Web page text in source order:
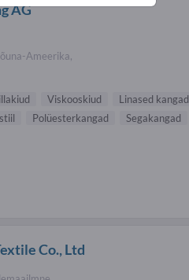
AG
Ameerika,
Viskooskiud
Linased kangad
Polüesterkangad Segakangad
Co., Ltd